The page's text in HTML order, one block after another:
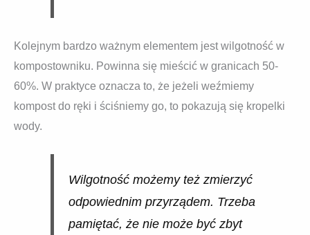
Kolejnym bardzo ważnym elementem jest wilgotność w
kompostowniku. Powinna się mieścić w granicach 50-
60%. W praktyce oznacza to, że jeżeli weźmiemy
kompost do ręki i ściśniemy go, to pokazują się kropelki
wody.
Wilgotność możemy też zmierzyć
odpowiednim przyrządem. Trzeba
pamiętać, że nie może być zbyt